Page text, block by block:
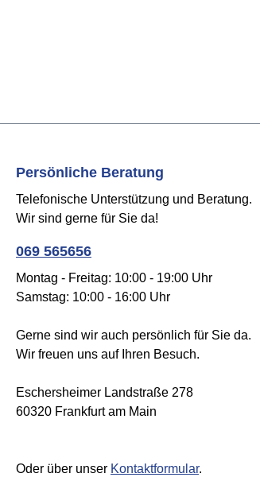
Persönliche Beratung
Telefonische Unterstützung und Beratung.
Wir sind gerne für Sie da!
069 565656
Montag - Freitag: 10:00 - 19:00 Uhr
Samstag: 10:00 - 16:00 Uhr
Gerne sind wir auch persönlich für Sie da.
Wir freuen uns auf Ihren Besuch.
Eschersheimer Landstraße 278
60320 Frankfurt am Main
Oder über unser Kontaktformular.